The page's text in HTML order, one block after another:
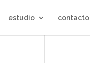
estudio contacto